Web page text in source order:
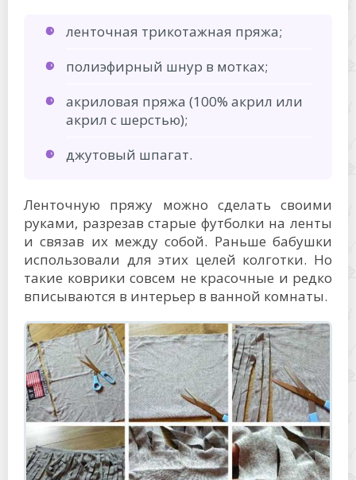
ленточная трикотажная пряжа;
полиэфирный шнур в мотках;
акриловая пряжа (100% акрил или
акрил с шерстью);
джутовый шпагат.
Ленточную пряжу можно сделать своими
руками, разрезав старые футболки на ленты
и связав их между собой. Раньше бабушки
использовали для этих целей колготки. Но
такие коврики совсем не красочные и редко
вписываются в интерьер в ванной комнаты.